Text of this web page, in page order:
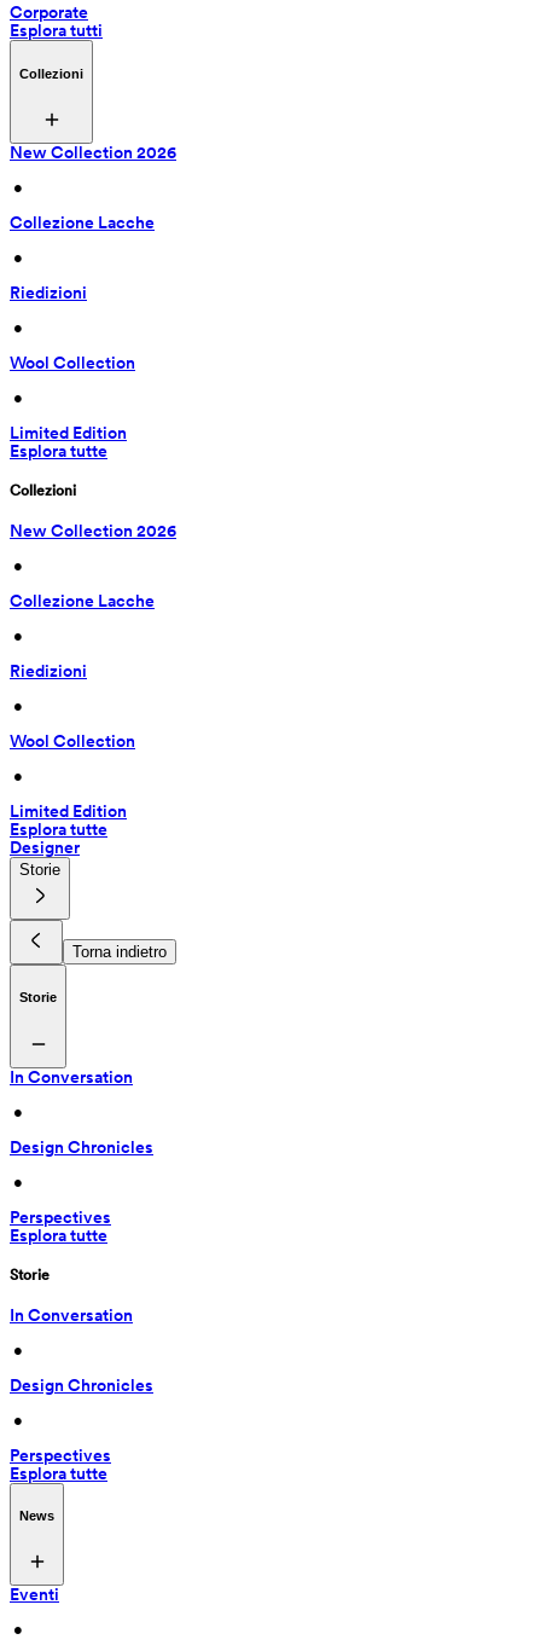
Corporate
Esplora tutti
Collezioni
New Collection 2026
•
Collezione Lacche
•
Riedizioni
•
Wool Collection
•
Limited Edition
Esplora tutte
Collezioni
New Collection 2026
•
Collezione Lacche
•
Riedizioni
•
Wool Collection
•
Limited Edition
Esplora tutte
Designer
Storie
Torna indietro
Storie
In Conversation
•
Design Chronicles
•
Perspectives
Esplora tutte
Storie
In Conversation
•
Design Chronicles
•
Perspectives
Esplora tutte
News
Eventi
•